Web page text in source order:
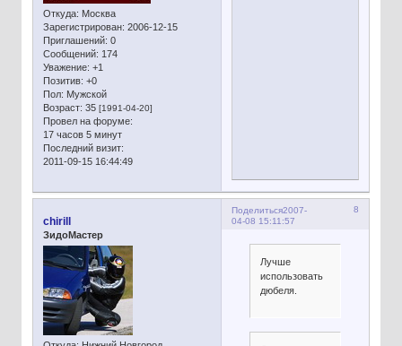
Откуда: Москва
Зарегистрирован: 2006-12-15
Приглашений: 0
Сообщений: 174
Уважение: +1
Позитив: +0
Пол: Мужской
Возраст: 35 [1991-04-20]
Провел на форуме:
17 часов 5 минут
Последний визит:
2011-09-15 16:44:49
Поделиться 8
2007-
04-08 15:11:57
chirill
ЗидоМастер
Лучше
использовать
дюбеля.